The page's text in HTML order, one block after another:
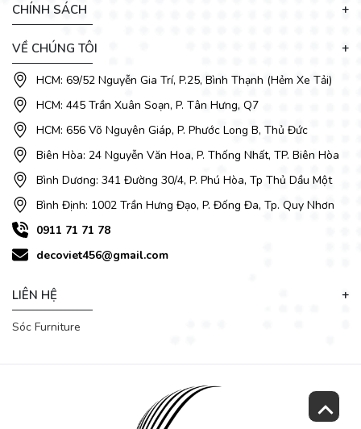
CHÍNH SÁCH
VỀ CHÚNG TÔI
HCM: 69/52 Nguyễn Gia Trí, P.25, Bình Thạnh (Hẻm Xe Tải)
HCM: 445 Trần Xuân Soạn, P. Tân Hưng, Q7
HCM: 656 Võ Nguyên Giáp, P. Phước Long B, Thủ Đức
Biên Hòa: 24 Nguyễn Văn Hoa, P. Thống Nhất, TP. Biên Hòa
Bình Dương: 341 Đường 30/4, P. Phú Hòa, Tp Thủ Dầu Một
Bình Định: 1002 Trần Hưng Đạo, P. Đống Đa, Tp. Quy Nhơn
0911 71 71 78
decoviet456@gmail.com
LIÊN HỆ
Sóc Furniture